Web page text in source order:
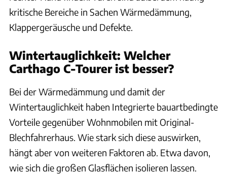
kritische Bereiche in Sachen Wärmedämmung,
Klappergeräusche und Defekte.
Wintertauglichkeit: Welcher
Carthago C-Tourer ist besser?
Bei der Wärmedämmung und damit der
Wintertauglichkeit haben Integrierte bauartbedingte
Vorteile gegenüber Wohnmobilen mit Original-
Blechfahrerhaus. Wie stark sich diese auswirken,
hängt aber von weiteren Faktoren ab. Etwa davon,
wie sich die großen Glasflächen isolieren lassen.